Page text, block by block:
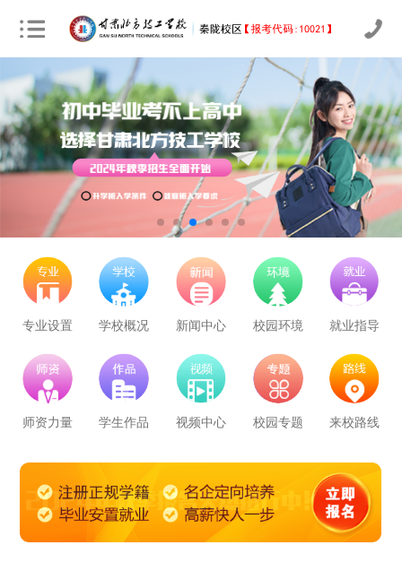
专业设置 学校概况 新闻中心 校园环境 就业指导
师资力量 学生作品 视频中心 校园专题 来校路线
学校里面的漂亮女孩子多不多呀
报名要带哪些东西
毕业以后的就业率怎么样呀
学校环境怎么样啊 视频上看上去还挺不 错的 有实地去看过的么
学校里面的漂亮女孩子多不多呀
农业机械运维 30 25 技能证书+学历证书 立即预约
通信运营服务 25 技能证书+学历证书 立即预约
计算机应用与维修 50 42 技能证书+学历证书 立即预约
幼儿教育 150 126 技能证书+学历证书 立即预约
轨道交通车辆运检 50 42 技能证书+学历证书 立即预约
铁路客运服务 150 126 技能证书+学历证书 立即预约
新能源汽车技术 150 126 技能证书+学历证书 立即预约
公路施工与养护 30 25 技能证书+学历证书 立即预约
电子商务 30 25 技能证书+学历证书 立即预约
立即预约
电子技术应用 50 42 技能证书+学历证书 立即预约
技能证书+学历证书 立即预约